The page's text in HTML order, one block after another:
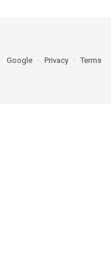
Google Privacy Terms